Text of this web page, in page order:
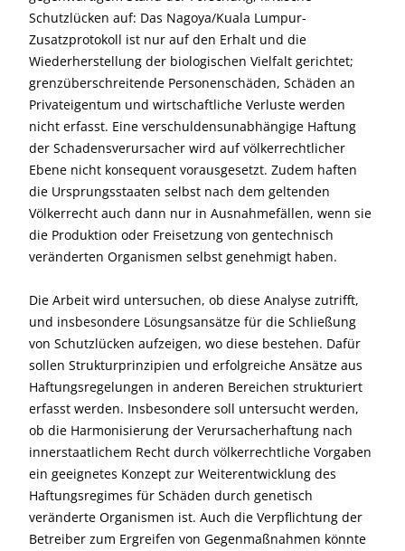
Schutzlücken auf: Das Nagoya/Kuala Lumpur-
Zusatzprotokoll ist nur auf den Erhalt und die
Wiederherstellung der biologischen Vielfalt gerichtet;
grenzüberschreitende Personenschäden, Schäden an
Privateigentum und wirtschaftliche Verluste werden
nicht erfasst. Eine verschuldensunabhängige Haftung
der Schadensverursacher wird auf völkerrechtlicher
Ebene nicht konsequent vorausgesetzt. Zudem haften
die Ursprungsstaaten selbst nach dem geltenden
Völkerrecht auch dann nur in Ausnahmefällen, wenn sie
die Produktion oder Freisetzung von gentechnisch
veränderten Organismen selbst genehmigt haben.
Die Arbeit wird untersuchen, ob diese Analyse zutrifft,
und insbesondere Lösungsansätze für die Schließung
von Schutzlücken aufzeigen, wo diese bestehen. Dafür
sollen Strukturprinzipien und erfolgreiche Ansätze aus
Haftungsregelungen in anderen Bereichen strukturiert
erfasst werden. Insbesondere soll untersucht werden,
ob die Harmonisierung der Verursacherhaftung nach
innerstaatlichem Recht durch völkerrechtliche Vorgaben
ein geeignetes Konzept zur Weiterentwicklung des
Haftungsregimes für Schäden durch genetisch
veränderte Organismen ist. Auch die Verpflichtung der
Betreiber zum Ergreifen von Gegenmaßnahmen könnte